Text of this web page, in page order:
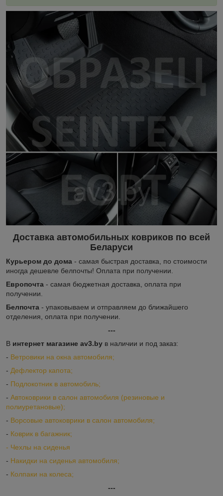
Доставка автомобильных ковриков по всей
Беларуси
Курьером до дома - самая быстрая доставка, по стоимости
иногда дешевле белпочты! Оплата при получении.
Европочта - самая бюджетная доставка, оплата при
получении.
Белпочта - упаковываем и отправляем до ближайшего
отделения, оплата при получении.
---
В интернет магазине av3.by в наличии и под заказ:
- Ветровики на окна автомобиля;
- Дефлектор капота;
- Подлокотник в автомобиль;
- Автоковрики в салон автомобиля (резиновые и
полиуретановые);
- Ворсовые автоковрики в салон автомобиля;
- Коврик в багажник;
- Чехлы на сиденья
- Накидки на сиденья автомобиля;
- Колпаки на колеса;
---